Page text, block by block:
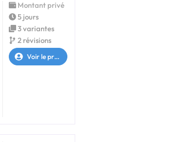
Montant privé
5 jours
3 variantes
2 révisions
Voir le profil